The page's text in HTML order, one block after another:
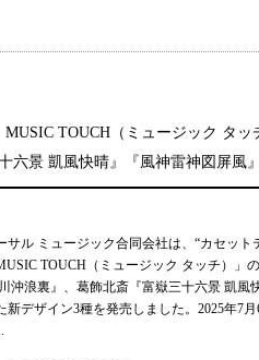
TOUCH（ミュージック タッ
六景 凱風快晴』『風神雷神図屏風
サル ミュージック合同会社は、“カセッ
TOUCH（ミュージック タッチ）」
沖浪裏』、葛飾北斎『富嶽三十六景 凱
新デザイン3種を発売しました。2025年7